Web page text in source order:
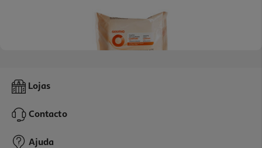
Toalhitas Cosmia Desmaquilhantes Confort Todo Tipo De Peles
25un
0,79 €
Lojas
Contacto
Ajuda